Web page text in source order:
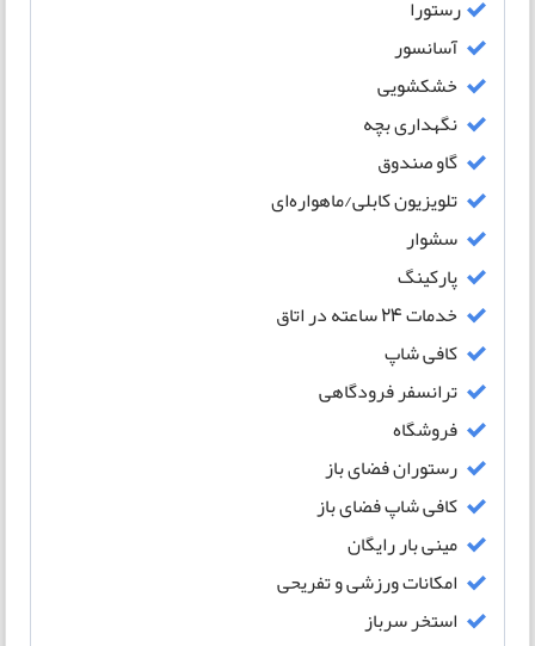
رستورا
آسانسور
خشکشویی
نگهداری بچه
گاو صندوق
تلویزیون کابلی/ماهواره‌ای
سشوار
پارکینگ
خدمات 24 ساعته در اتاق
کافی شاپ
ترانسفر فرودگاهی
فروشگاه
رستوران فضای باز
کافی شاپ فضای باز
مینی بار رایگان
امکانات ورزشی و تفریحی
استخر سرباز